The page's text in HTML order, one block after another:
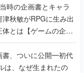
時の企画書とキャラ
秋敏がRPGに生み出
体とは【ゲームの企画
書、ついに公開━初代
は、なぜ生まれたの